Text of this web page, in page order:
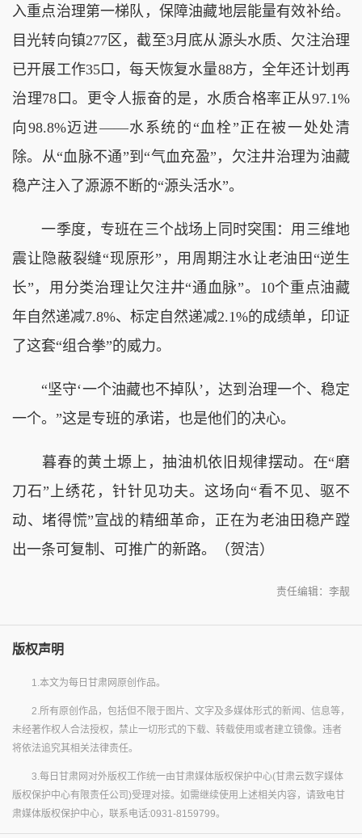
入重点治理第一梯队，保障油藏地层能量有效补给。
目光转向镇277区，截至3月底从源头水质、欠注治理
已开展工作35口，每天恢复水量88方，全年还计划再
治理78口。更令人振奋的是，水质合格率正从97.1%
向98.8%迈进——水系统的“血栓”正在被一处处清
除。从“血脉不通”到“气血充盈”，欠注井治理为油藏
稳产注入了源源不断的“源头活水”。
一季度，专班在三个战场上同时突围：用三维地
震让隐蔽裂缝“现原形”，用周期注水让老油田“逆生
长”，用分类治理让欠注井“通血脉”。10个重点油藏
年自然递减7.8%、标定自然递减2.1%的成绩单，印证
了这套“组合拳”的威力。
“坚守‘一个油藏也不掉队’，达到治理一个、稳定
一个。”这是专班的承诺，也是他们的决心。
暮春的黄土塬上，抽油机依旧规律摆动。在“磨
刀石”上绣花，针针见功夫。这场向“看不见、驱不
动、堵得慌”宣战的精细革命，正在为老油田稳产蹚
出一条可复制、可推广的新路。（贺洁）
责任编辑：李靓
版权声明
1.本文为每日甘肃网原创作品。
2.所有原创作品，包括但不限于图片、文字及多媒体形式的新闻、信息等，
未经著作权人合法授权，禁止一切形式的下载、转载使用或者建立镜像。违者
将依法追究其相关法律责任。
3.每日甘肃网对外版权工作统一由甘肃媒体版权保护中心(甘肃云数字媒体
版权保护中心有限责任公司)受理对接。如需继续使用上述相关内容，请致电甘
肃媒体版权保护中心，联系电话:0931-8159799。